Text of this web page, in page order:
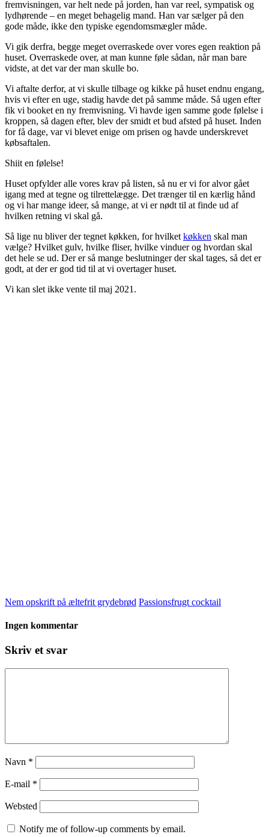
fremvisningen, var helt nede på jorden, han var reel, sympatisk og
lydhørende – en meget behagelig mand. Han var sælger på den
gode måde, ikke den typiske egendomsmægler måde.
Vi gik derfra, begge meget overraskede over vores egen reaktion på
huset. Overraskede over, at man kunne føle sådan, når man bare
vidste, at det var der man skulle bo.
Vi aftalte derfor, at vi skulle tilbage og kikke på huset endnu engang,
hvis vi efter en uge, stadig havde det på samme måde. Så ugen efter
fik vi booket en ny fremvisning. Vi havde igen samme gode følelse i
kroppen, så dagen efter, blev der smidt et bud afsted på huset. Inden
for få dage, var vi blevet enige om prisen og havde underskrevet
købsaftalen.
Shiit en følelse!
Huset opfylder alle vores krav på listen, så nu er vi for alvor gået
igang med at tegne og tilrettelægge. Det trænger til en kærlig hånd
og vi har mange ideer, så mange, at vi er nødt til at finde ud af
hvilken retning vi skal gå.
Så lige nu bliver der tegnet køkken, for hvilket køkken skal man
vælge? Hvilket gulv, hvilke fliser, hvilke vinduer og hvordan skal
det hele se ud. Der er så mange beslutninger der skal tages, så det er
godt, at der er god tid til at vi overtager huset.
Vi kan slet ikke vente til maj 2021.
Nem opskrift på æltefrit grydebrød Passionsfrugt cocktail
Ingen kommentar
Skriv et svar
Navn *
E-mail *
Websted
Notify me of follow-up comments by email.